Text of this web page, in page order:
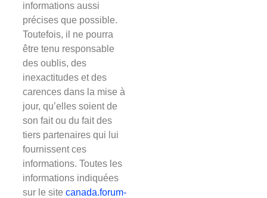
informations aussi
précises que possible.
Toutefois, il ne pourra
être tenu responsable
des oublis, des
inexactitudes et des
carences dans la mise à
jour, qu’elles soient de
son fait ou du fait des
tiers partenaires qui lui
fournissent ces
informations. Toutes les
informations indiquées
sur le sitecanada.forum-